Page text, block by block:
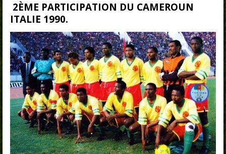
2ÈME PARTICIPATION DU CAMEROUN
ITALIE 1990.